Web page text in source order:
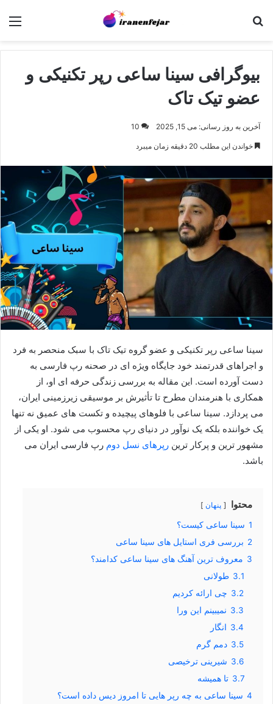
بیوگرافی سینا ساعی رپر تکنیکی و
عضو تیک تاک
آخرین به روز رسانی: می 15, 2025 10
خواندن این مطلب 20 دقیقه زمان میبرد
سینا ساعی رپر تکنیکی و عضو گروه تیک تاک با سبک منحصر به فرد
و اجراهای قدرتمند خود جایگاه ویژه ای در صحنه رپ فارسی به
دست آورده است. این مقاله به بررسی زندگی حرفه ای او، از
همکاری با هنرمندان مطرح تا تأثیرش بر موسیقی زیرزمینی ایران،
می پردازد. سینا ساعی با فلوهای پیچیده و تکست های عمیق نه تنها
یک خواننده بلکه یک نوآور در دنیای رپ محسوب می شود. او یکی از
مشهور ترین و پرکار ترین رپرهای نسل دوم رپ فارسی ایران می
باشد.
محتوا پنهان
1 سینا ساعی کیست؟
2 بررسی فری استایل های سینا ساعی
3 معروف ترین آهنگ های سینا ساعی کدامند؟
3.1 طولانی
3.2 چی ارائه کردیم
3.3 نمیبینم این ورا
3.4 انگار
3.5 دمم گرم
3.6 شیرینی ترخیصی
3.7 تا همیشه
4 سینا ساعی به چه رپر هایی تا امروز دیس داده است؟